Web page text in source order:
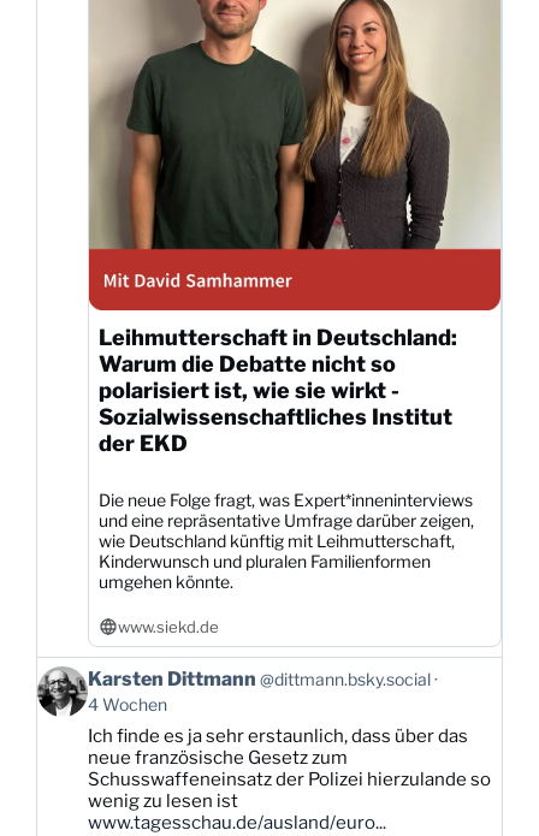
Leihmutterschaft in Deutschland:
Warum die Debatte nicht so
polarisiert ist, wie sie wirkt -
Sozialwissenschaftliches Institut
der EKD
Die neue Folge fragt, was Expert*inneninterviews
und eine repräsentative Umfrage darüber zeigen,
wie Deutschland künftig mit Leihmutterschaft,
Kinderwunsch und pluralen Familienformen
umgehen könnte.
www.siekd.de
Beitrag
von
Karsten
Dittmann
Bluesky
ansehen
Karsten Dittmann @dittmann.bsky.social
4 Wochen
Ich finde es ja sehr erstaunlich, dass über das
neue französische Gesetz zum
Schusswaffeneinsatz der Polizei hierzulande so
wenig zu lesen ist
www.tagesschau.de/ausland/euro...